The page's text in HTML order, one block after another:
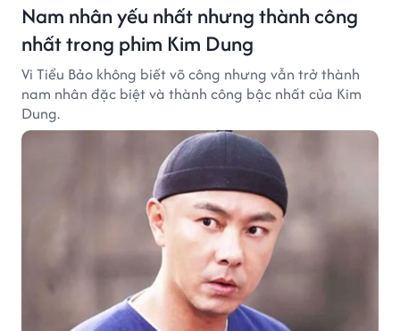
Nam nhân yếu nhất nhưng thành công
nhất trong phim Kim Dung
Vi Tiểu Bảo không biết võ công nhưng vẫn trở thành
nam nhân đặc biệt và thành công bậc nhất của Kim
Dung.